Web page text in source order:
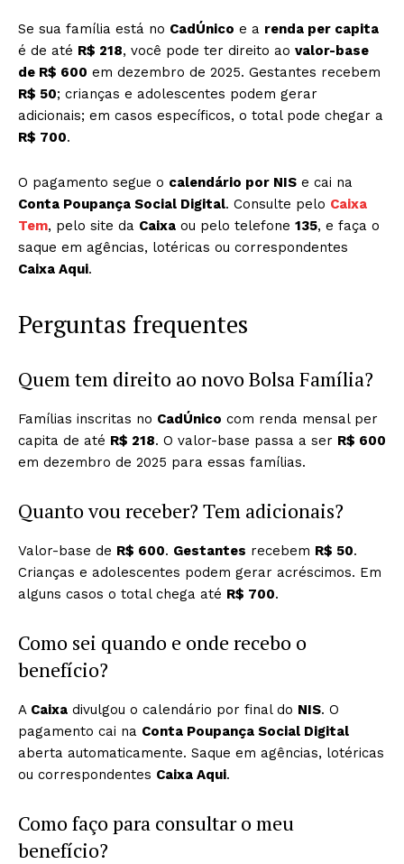
Se sua família está no CadÚnico e a renda per capita
é de até R$ 218, você pode ter direito ao valor-base
de R$ 600 em dezembro de 2025. Gestantes recebem
R$ 50; crianças e adolescentes podem gerar
adicionais; em casos específicos, o total pode chegar a
R$ 700.
O pagamento segue o calendário por NIS e cai na
Conta Poupança Social Digital. Consulte pelo Caixa
Tem, pelo site da Caixa ou pelo telefone 135, e faça o
saque em agências, lotéricas ou correspondentes
Caixa Aqui.
Perguntas frequentes
Quem tem direito ao novo Bolsa Família?
Famílias inscritas no CadÚnico com renda mensal per
capita de até R$ 218. O valor-base passa a ser R$ 600
em dezembro de 2025 para essas famílias.
Quanto vou receber? Tem adicionais?
Valor-base de R$ 600. Gestantes recebem R$ 50.
Crianças e adolescentes podem gerar acréscimos. Em
alguns casos o total chega até R$ 700.
Como sei quando e onde recebo o
benefício?
A Caixa divulgou o calendário por final do NIS. O
pagamento cai na Conta Poupança Social Digital
aberta automaticamente. Saque em agências, lotéricas
ou correspondentes Caixa Aqui.
Como faço para consultar o meu
benefício?